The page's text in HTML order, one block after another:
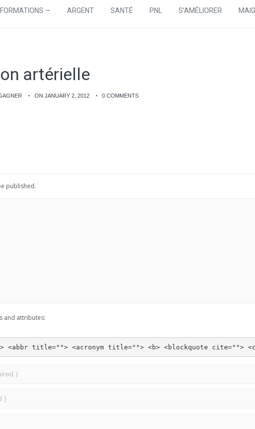
— ARGENT SANTÉ PNL S’AMÉLIORER
artérielle
ON JANUARY 2, 2012 0 COMMENTS
published.
and attributes:
title=""> <acronym title=""> <b> <blockquote cite="">